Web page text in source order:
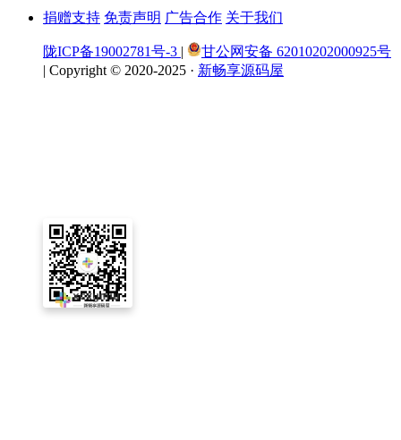
捐赠支持 免责声明 广告合作 关于我们
陇ICP备19002781号-3 |
甘公网安备 62010202000925号
| Copyright © 2020-2025 · 新畅享源码屋